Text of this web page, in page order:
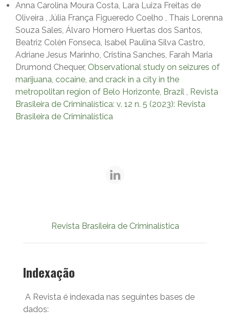
Anna Carolina Moura Costa, Lara Luiza Freitas de
Oliveira , Júlia França Figueredo Coelho , Thaís Lorenna
Souza Sales, Álvaro Homero Huertas dos Santos,
Beatriz Colén Fonseca, Isabel Paulina Silva Castro,
Adriane Jesus Marinho, Cristina Sanches, Farah Maria
Drumond Chequer, Observational study on seizures of
marijuana, cocaine, and crack in a city in the
metropolitan region of Belo Horizonte, Brazil , Revista
Brasileira de Criminalística: v. 12 n. 5 (2023): Revista
Brasileira de Criminalística
Revista Brasileira de Criminalística
Indexação
A Revista é indexada nas seguintes bases de
dados: